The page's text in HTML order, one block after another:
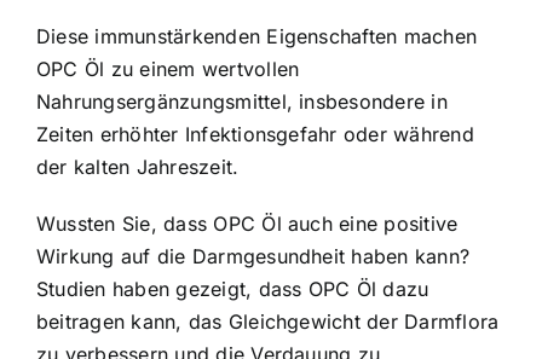
Diese immunstärkenden Eigenschaften machen
OPC Öl zu einem wertvollen
Nahrungsergänzungsmittel, insbesondere in
Zeiten erhöhter Infektionsgefahr oder während
der kalten Jahreszeit.
Wussten Sie, dass OPC Öl auch eine positive
Wirkung auf die Darmgesundheit haben kann?
Studien haben gezeigt, dass OPC Öl dazu
beitragen kann, das Gleichgewicht der Darmflora